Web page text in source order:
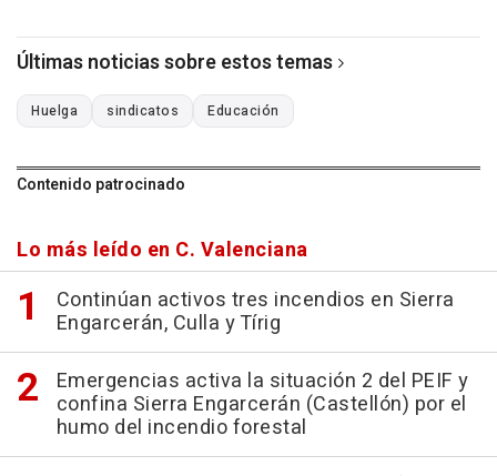
Últimas noticias sobre estos temas
Huelga sindicatos Educación
Contenido patrocinado
Lo más leído en C. Valenciana
Continúan activos tres incendios en Sierra
Engarcerán, Culla y Tírig
Emergencias activa la situación 2 del PEIF y
confina Sierra Engarcerán (Castellón) por el
humo del incendio forestal